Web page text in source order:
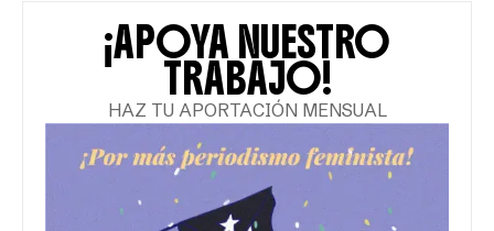
¡APOYA NUESTRO
TRABAJO!
HAZ TU APORTACIÓN MENSUAL